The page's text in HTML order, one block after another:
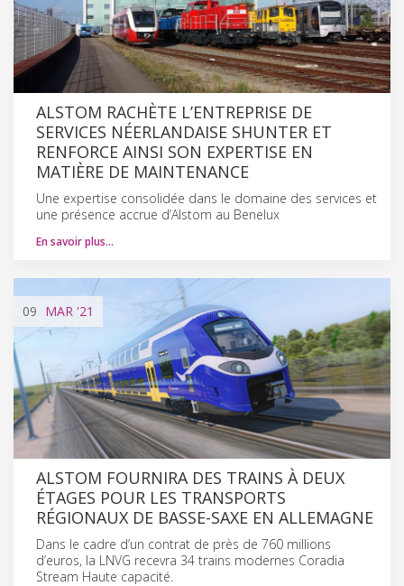
ALSTOM RACHÈTE L’ENTREPRISE DE
SERVICES NÉERLANDAISE SHUNTER ET
RENFORCE AINSI SON EXPERTISE EN
MATIÈRE DE MAINTENANCE
Une expertise consolidée dans le domaine des services et
une présence accrue d’Alstom au Benelux
En savoir plus…
09 MAR '21
ALSTOM FOURNIRA DES TRAINS À DEUX
ÉTAGES POUR LES TRANSPORTS
RÉGIONAUX DE BASSE-SAXE EN ALLEMAGNE
Dans le cadre d’un contrat de près de 760 millions
d’euros, la LNVG recevra 34 trains modernes Coradia
Stream Haute capacité.